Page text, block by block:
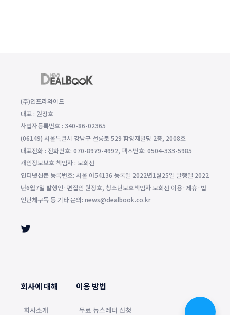
(주)인프라와이드
대표 : 원정호
사업자등록번호 : 340-86-02365
(06149) 서울특별시 강남구 선릉로 529 함양재빌딩 2층, 2008호
대표전화 : 전화번호: 070-8979-4992, 팩스번호: 0504-333-5985
개인정보보호 책임자 : 모희선
인터넷신문 등록번호: 서울 아54136 등록일 2022년1월25일 발행일 2022
년6월7일 발행인·편집인 원정호, 청소년보호책임자 모희선 이용·제휴·법
인단체구독 등 기타 문의: news@dealbook.co.kr
회사에 대해
회사소개
이용 방법
무료 뉴스레터 신청